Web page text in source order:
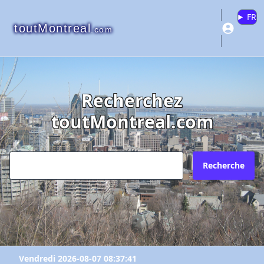
toutMontreal.com
FR
Recherchez
toutMontreal.com
Recherche
Vendredi 2026-08-07 08:37:41